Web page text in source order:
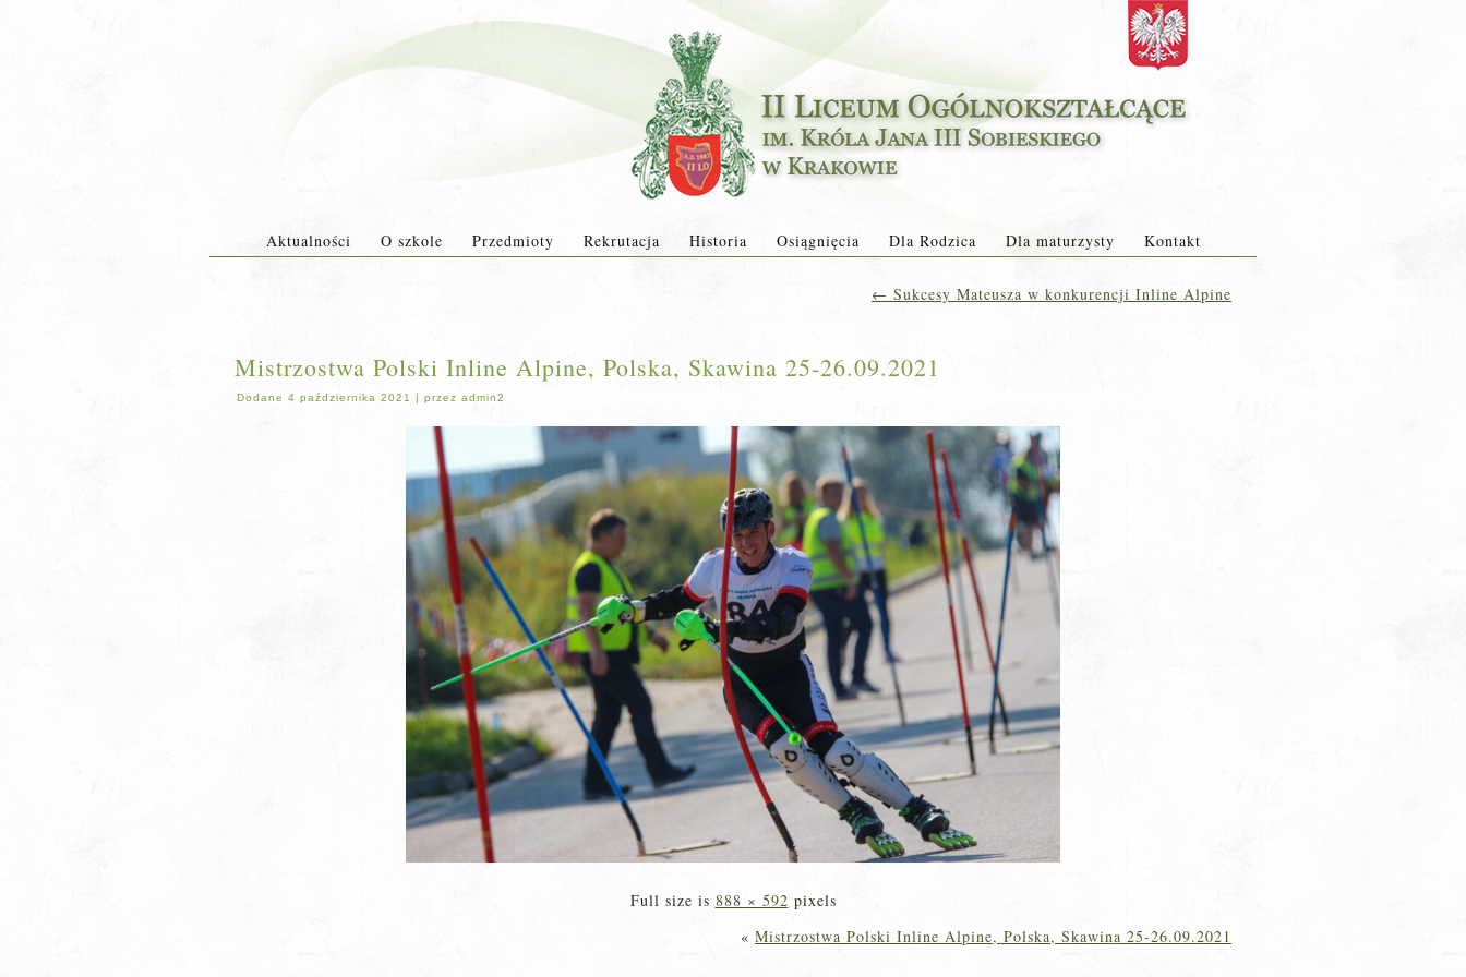
Aktualności O szkole Przedmioty Rekrutacja Historia Osiągnięcia Dla Rodzica Dla maturzysty Kontakt
← Sukcesy Mateusza w konkurencji Inline Alpine
Mistrzostwa Polski Inline Alpine, Polska, Skawina 25-26.09.2021
Dodane 4 października 2021 | przez admin2
Full size is 888 × 592 pixels
« Mistrzostwa Polski Inline Alpine, Polska, Skawina 25-26.09.2021